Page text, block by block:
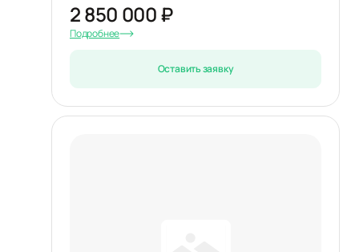
2 850 000 ₽
Подробнее
Оставить заявку